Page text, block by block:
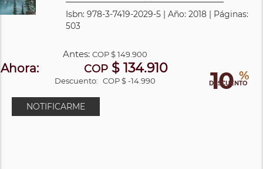
Isbn: 978-3-7419-2029-5 | Año: 2018 | Páginas:
503
10 %
DESCUENTO
Antes:COP$ 149.900
Ahora: COP$ 134.910
Descuento: COP $ -14.990
NOTIFICARME